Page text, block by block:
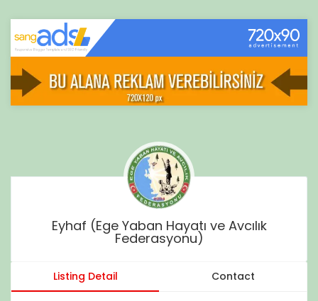
Eyhaf (Ege Yaban Hayatı ve Avcılık
Federasyonu)
Listing Detail Contact